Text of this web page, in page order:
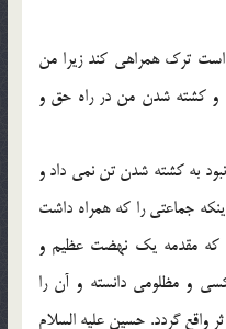
ترك همراهى كند زيرا من
و كشته شدن من در راه حق و
به كشته شدن تن نمى داد و
جماعتى را كه همراه داشت
مقدمه يك نهضت عظيم و
و مظلومى دانسته و آن را
واقع گردد. حسين عليه السلام